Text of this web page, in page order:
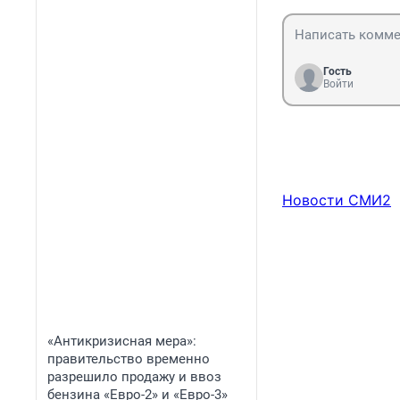
«Антикризисная мера»:
правительство временно
разрешило продажу и ввоз
бензина «Евро-2» и «Евро-3»
Гость
Войти
Новости СМИ2